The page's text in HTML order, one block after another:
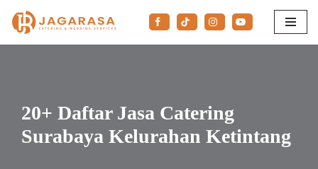
Lompat
20+ Daftar Jasa Catering
Surabaya Kelurahan Ketintang